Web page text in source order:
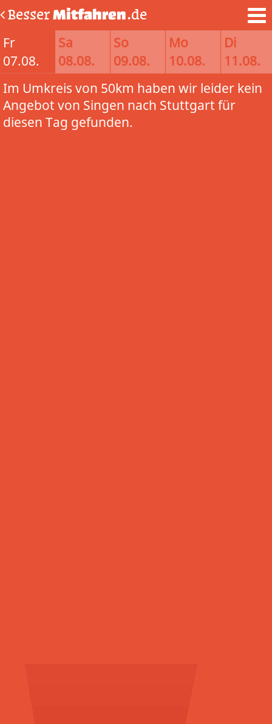
BesserMitfahren.de
Fr
07.08.
Sa
08.08.
So
09.08.
Mo
10.08.
Di
11.08.
Im Umkreis von 50km haben wir leider kein
Angebot von Singen nach Stuttgart für
diesen Tag gefunden.